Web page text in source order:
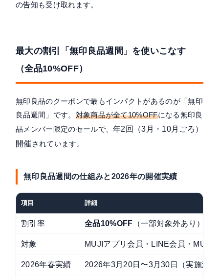
の告知も受け取れます。
最大の割引「無印良品週間」を使いこなす
（全品10%OFF）
無印良品のクーポンで最もインパクトがあるのが「無印
良品週間」です。 対象商品が全て10%OFFになる無印良
品メンバー限定のセールで、年2回（3月・10月ごろ）
開催 されています。
無印良品週間の仕組みと2026年の開催実績
項目 詳細
割引率 全品10%OFF （一部対象外あり）
対象 MUJIアプリ会員・LINE会員・MUJI
2026年春実績 2026年3月20日〜3月30日（実施済